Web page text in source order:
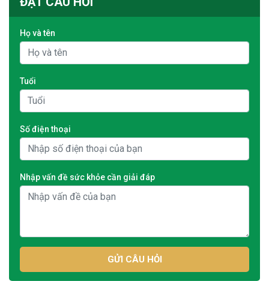
Họ và tên
Tuổi
Số điện thoại
Nhập vấn đề sức khỏe cần giải đáp
GỬI CÂU HỎI